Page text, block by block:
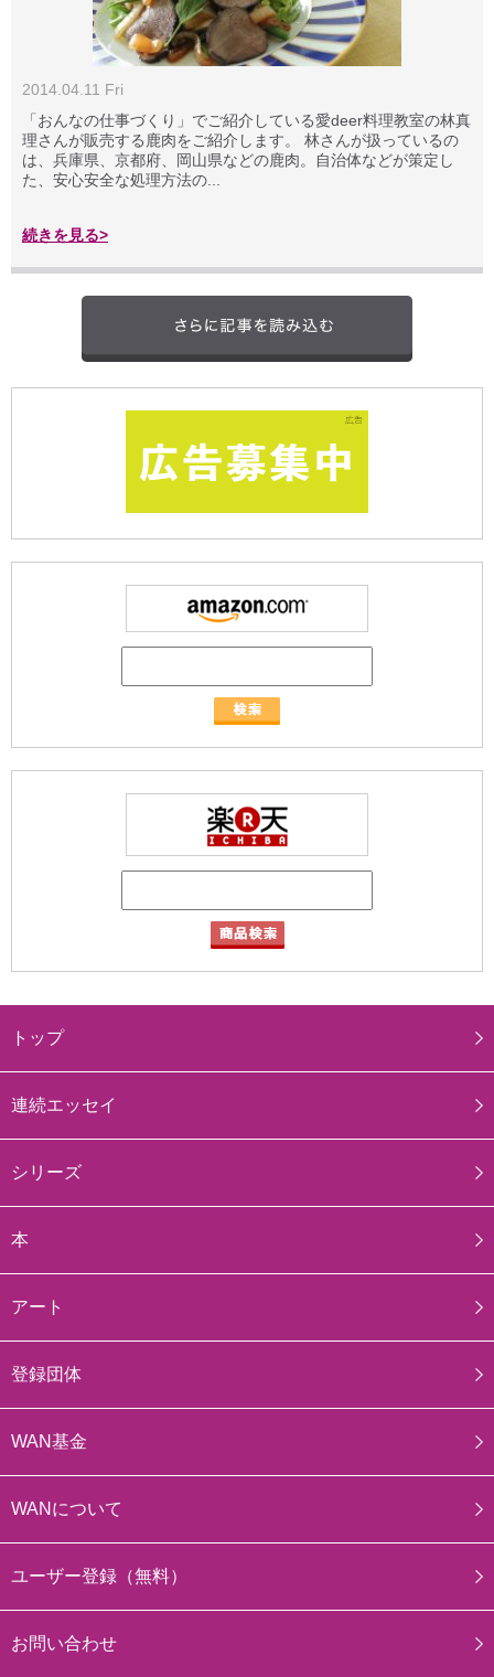
2014.04.11 Fri
「おんなの仕事づくり」でご紹介している愛deer料理教室の林真
理さんが販売する鹿肉をご紹介します。 林さんが扱っているの
は、兵庫県、京都府、岡山県などの鹿肉。自治体などが策定し
た、安心安全な処理方法の...
続きを見る>
トップ
連続エッセイ
シリーズ
本
アート
登録団体
WAN基金
WANについて
ユーザー登録（無料）
お問い合わせ